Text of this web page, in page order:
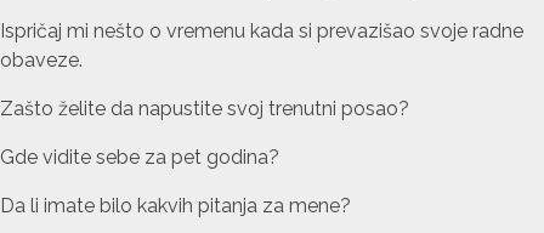
Ispričaj mi nešto o vremenu kada si prevazišao svoje radne
obaveze.
Zašto želite da napustite svoj trenutni posao?
Gde vidite sebe za pet godina?
Da li imate bilo kakvih pitanja za mene?